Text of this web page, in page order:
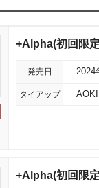
+Alpha(初回限
発売日 2024
タイアップ
+Alpha(初回限